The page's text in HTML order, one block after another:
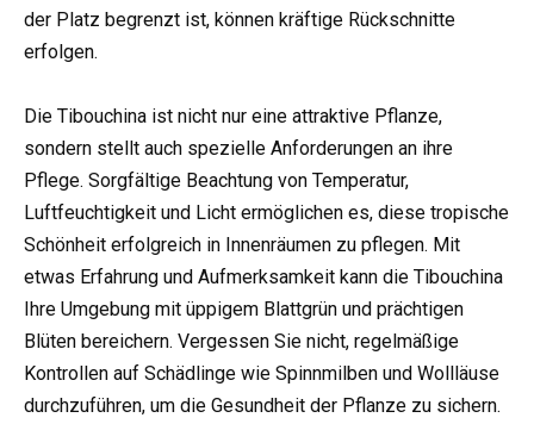
der Platz begrenzt ist, können kräftige Rückschnitte
erfolgen.
Die Tibouchina ist nicht nur eine attraktive Pflanze,
sondern stellt auch spezielle Anforderungen an ihre
Pflege. Sorgfältige Beachtung von Temperatur,
Luftfeuchtigkeit und Licht ermöglichen es, diese tropische
Schönheit erfolgreich in Innenräumen zu pflegen. Mit
etwas Erfahrung und Aufmerksamkeit kann die Tibouchina
Ihre Umgebung mit üppigem Blattgrün und prächtigen
Blüten bereichern. Vergessen Sie nicht, regelmäßige
Kontrollen auf Schädlinge wie Spinnmilben und Wollläuse
durchzuführen, um die Gesundheit der Pflanze zu sichern.